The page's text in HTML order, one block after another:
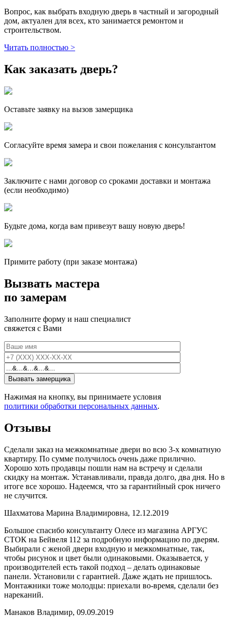
Вопрос, как выбрать входную дверь в частный и загородный
дом, актуален для всех, кто занимается ремонтом и
строительством.
Читать полностью >
Как заказать дверь?
Оставьте заявку на вызов замерщика
Согласуйте время замера и свои пожелания с консультантом
Заключите с нами договор со сроками доставки и монтажа
(если необходимо)
Будьте дома, когда вам привезут вашу новую дверь!
Примите работу (при заказе монтажа)
Вызвать мастера
по замерам
Заполните форму и наш специалист
свяжется с Вами
Нажимая на кнопку, вы принимаете условия
политики обработки персональных данных.
Отзывы
Сделали заказ на межкомнатные двери во всю 3-х комнатную
квартиру. По сумме получилось очень даже прилично.
Хорошо хоть продавцы пошли нам на встречу и сделали
скидку на монтаж. Устанавливали, правда долго, два дня. Но в
итоге все хорошо. Надеемся, что за гарантийный срок ничего
не случится.
Шахматова Марина Владимировна, 12.12.2019
Большое спасибо консультанту Олесе из магазина АРГУС
СТОК на Бейвеля 112 за подробную информацию по дверям.
Выбирали с женой двери входную и межкомнатные, так,
чтобы рисунок и цвет были одинаковыми. Оказывается, у
производителей есть такой подход – делать одинаковые
панели. Установили с гарантией. Даже ждать не пришлось.
Монтажники тоже молодцы: приехали во-время, сделали без
нареканий.
Манаков Владимир, 09.09.2019